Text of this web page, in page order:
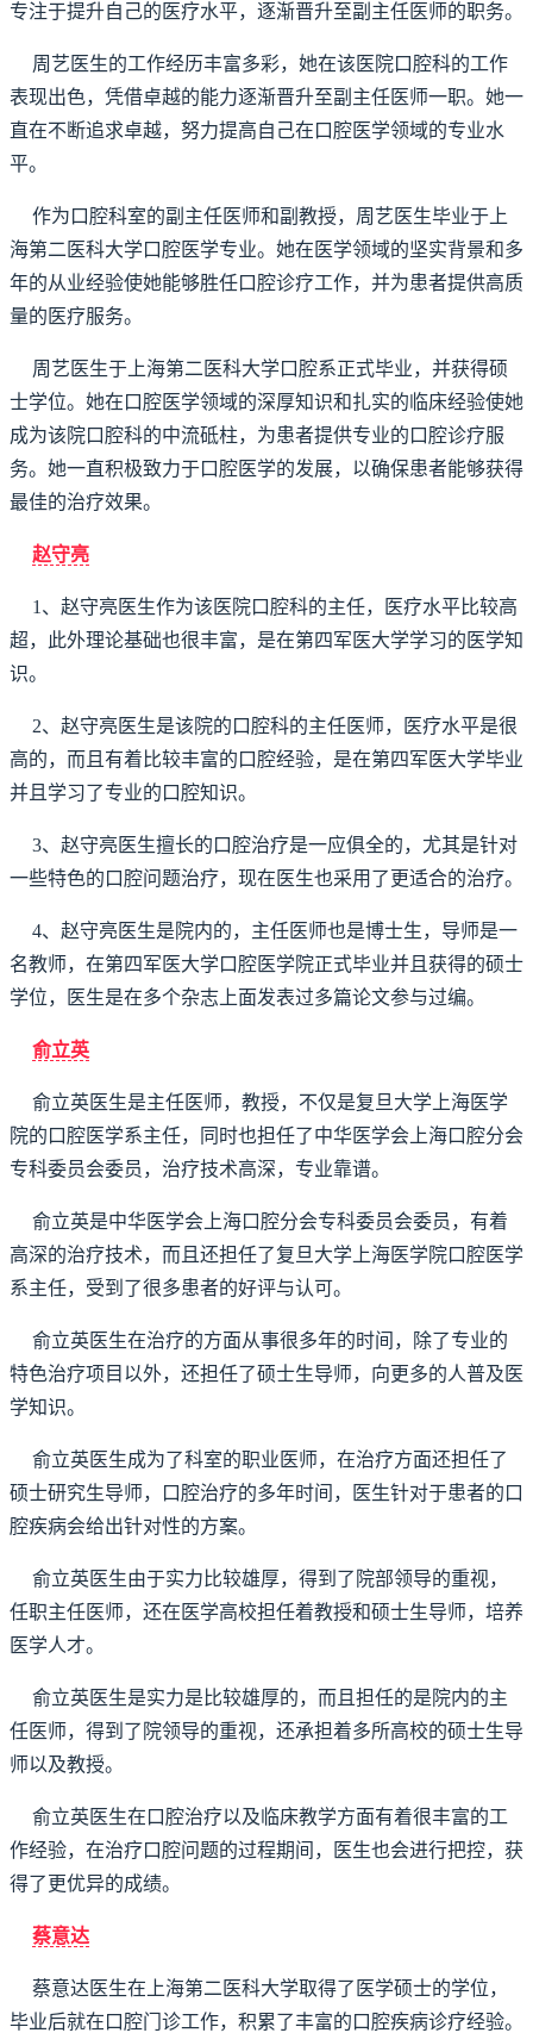
专注于提升自己的医疗水平，逐渐晋升至副主任医师的职务。
周艺医生的工作经历丰富多彩，她在该医院口腔科的工作
表现出色，凭借卓越的能力逐渐晋升至副主任医师一职。她一
直在不断追求卓越，努力提高自己在口腔医学领域的专业水
平。
作为口腔科室的副主任医师和副教授，周艺医生毕业于上
海第二医科大学口腔医学专业。她在医学领域的坚实背景和多
年的从业经验使她能够胜任口腔诊疗工作，并为患者提供高质
量的医疗服务。
周艺医生于上海第二医科大学口腔系正式毕业，并获得硕
士学位。她在口腔医学领域的深厚知识和扎实的临床经验使她
成为该院口腔科的中流砥柱，为患者提供专业的口腔诊疗服
务。她一直积极致力于口腔医学的发展，以确保患者能够获得
最佳的治疗效果。
赵守亮
1、赵守亮医生作为该医院口腔科的主任，医疗水平比较高
超，此外理论基础也很丰富，是在第四军医大学学习的医学知
识。
2、赵守亮医生是该院的口腔科的主任医师，医疗水平是很
高的，而且有着比较丰富的口腔经验，是在第四军医大学毕业
并且学习了专业的口腔知识。
3、赵守亮医生擅长的口腔治疗是一应俱全的，尤其是针对
一些特色的口腔问题治疗，现在医生也采用了更适合的治疗。
4、赵守亮医生是院内的，主任医师也是博士生，导师是一
名教师，在第四军医大学口腔医学院正式毕业并且获得的硕士
学位，医生是在多个杂志上面发表过多篇论文参与过编。
俞立英
俞立英医生是主任医师，教授，不仅是复旦大学上海医学
院的口腔医学系主任，同时也担任了中华医学会上海口腔分会
专科委员会委员，治疗技术高深，专业靠谱。
俞立英是中华医学会上海口腔分会专科委员会委员，有着
高深的治疗技术，而且还担任了复旦大学上海医学院口腔医学
系主任，受到了很多患者的好评与认可。
俞立英医生在治疗的方面从事很多年的时间，除了专业的
特色治疗项目以外，还担任了硕士生导师，向更多的人普及医
学知识。
俞立英医生成为了科室的职业医师，在治疗方面还担任了
硕士研究生导师，口腔治疗的多年时间，医生针对于患者的口
腔疾病会给出针对性的方案。
俞立英医生由于实力比较雄厚，得到了院部领导的重视，
任职主任医师，还在医学高校担任着教授和硕士生导师，培养
医学人才。
俞立英医生是实力是比较雄厚的，而且担任的是院内的主
任医师，得到了院领导的重视，还承担着多所高校的硕士生导
师以及教授。
俞立英医生在口腔治疗以及临床教学方面有着很丰富的工
作经验，在治疗口腔问题的过程期间，医生也会进行把控，获
得了更优异的成绩。
蔡意达
蔡意达医生在上海第二医科大学取得了医学硕士的学位，
毕业后就在口腔门诊工作，积累了丰富的口腔疾病诊疗经验。